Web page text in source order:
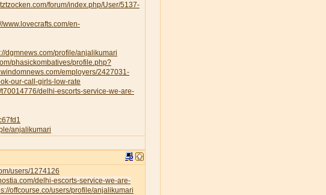
forum/index.php/User/5137-
www.lovecrafts.com/en-
dgmnews.com/profile/anjalikumari
phasickombatives/profile.php?
employers/2427031-
our-call-girls-low-rate
delhi-escorts-service-we-are-
anjalikumari
users/1274126
delhi-escorts-service-we-are-
offcourse.co/users/profile/anjalikumari